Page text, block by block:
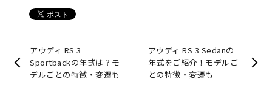
アウディ RS 3
Sportbackの年式は？モ
デルごとの特徴・変遷も
アウディ RS 3 Sedanの
年式をご紹介！モデルご
との特徴・変遷も